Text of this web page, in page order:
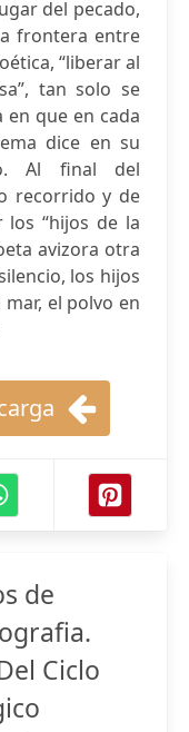
del pecado,
frontera entre
“liberar al
tan solo se
en que en cada
dice en su
Al final del
recorrido y de
“hijos de la
avizora otra
los hijos
el polvo en
de
Ciclo